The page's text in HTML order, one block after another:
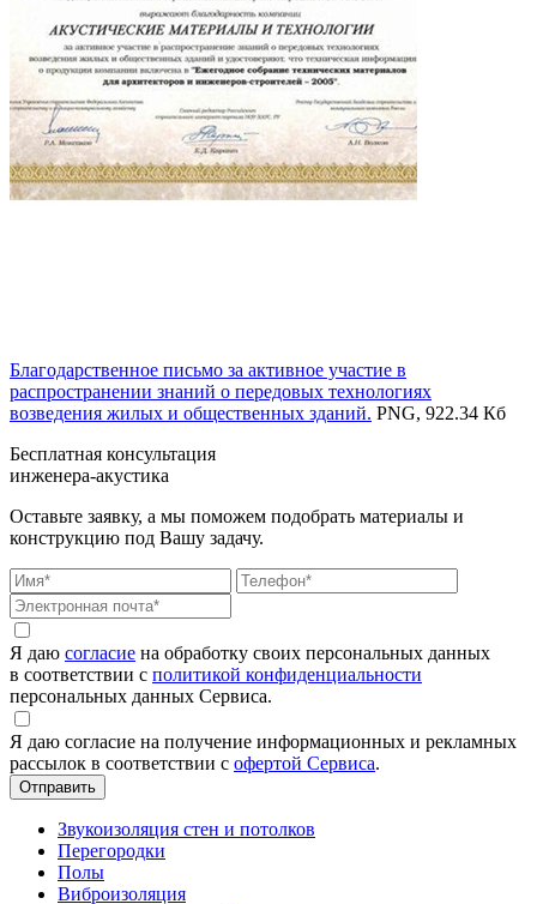
Благодарственное письмо за активное участие в
распространении знаний о передовых технологиях
возведения жилых и общественных зданий. PNG, 922.34 Кб
Бесплатная консультация
инженера-акустика
Оставьте заявку, а мы поможем подобрать материалы и
конструкцию под Вашу задачу.
Я даю согласие на обработку своих персональных данных
в соответствии с политикой конфиденциальности
персональных данных Сервиса.
Я даю согласие на получение информационных и рекламных
рассылок в соответствии с офертой Сервиса.
Звукоизоляция стен и потолков
Перегородки
Полы
Виброизоляция